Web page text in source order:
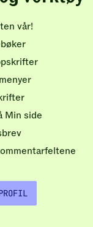
vår!
Min side